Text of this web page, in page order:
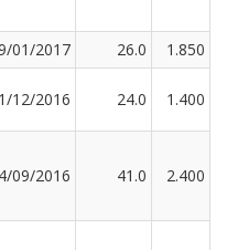
01/2017 26.0
1.850
12/2016 24.0 1.400
09/2016 41.0 2.400